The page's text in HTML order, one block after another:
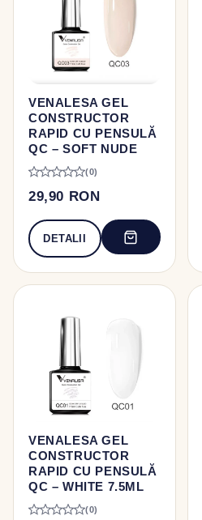
VENALESA GEL
CONSTRUCTOR
RAPID CU PENSULĂ
QC – SOFT NUDE
(0)
29,90 RON
DETALII
VENALESA GEL
CONSTRUCTOR
RAPID CU PENSULĂ
QC – WHITE 7.5ML
(0)